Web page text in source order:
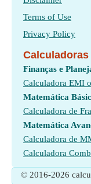
Terms of Use
Privacy Policy
Finanças e
Calculadora EMI
Matemática
Calculadora de
Matemática
Calculadora de
Calculadora
© 2016-2026